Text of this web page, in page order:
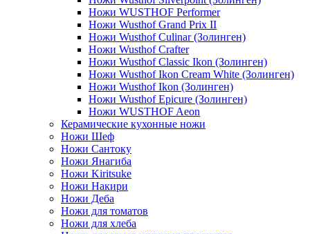
Ножи WUSTHOF Performer
Ножи Wusthof Grand Prix II
Ножи Wusthof Culinar (Золинген)
Ножи Wusthof Crafter
Ножи Wusthof Classic Ikon (Золинген)
Ножи Wusthof Ikon Cream White (Золинген)
Ножи Wusthof Ikon (Золинген)
Ножи Wusthof Epicure (Золинген)
Ножи WUSTHOF Aeon
Керамические кухонные ножи
Ножи Шеф
Ножи Сантоку
Ножи Янагиба
Ножи Kiritsuke
Ножи Накири
Ножи Деба
Ножи для томатов
Ножи для хлеба